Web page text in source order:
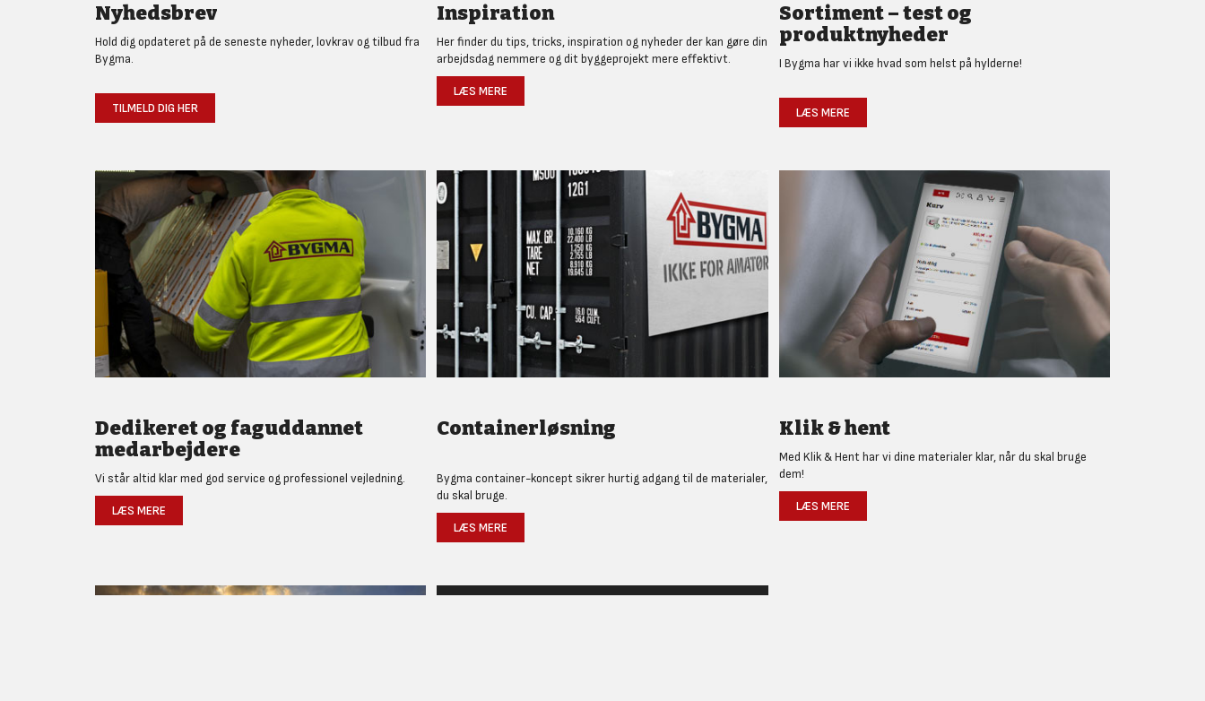
Nyhedsbrev
Hold dig opdateret på de seneste nyheder, lovkrav og tilbud fra
Bygma.
TILMELD DIG HER
Inspiration
Her finder du tips, tricks, inspiration og nyheder der kan gøre din
arbejdsdag nemmere og dit byggeprojekt mere effektivt.
LÆS MERE
Sortiment – test og
produktnyheder
I Bygma har vi ikke hvad som helst på hylderne!
LÆS MERE
Dedikeret og faguddannet
medarbejdere
Vi står altid klar med god service og professionel vejledning.
LÆS MERE
Containerløsning
Bygma container-koncept sikrer hurtig adgang til de materialer,
du skal bruge.
LÆS MERE
Klik & hent
Med Klik & Hent har vi dine materialer klar, når du skal bruge
dem!
LÆS MERE